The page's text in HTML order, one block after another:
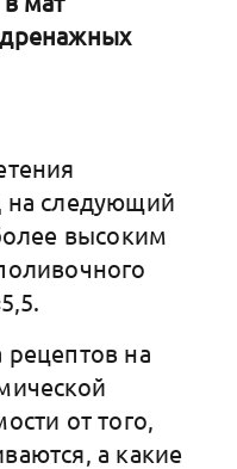
на следующий
высоким
на
от того,
а какие